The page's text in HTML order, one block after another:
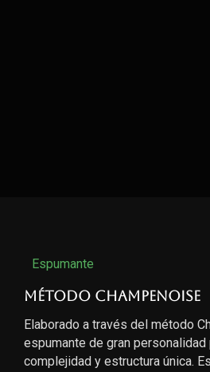
Espumante
Método Champenoise
Elaborado a través del método
espumante de gran personalidad
complejidad y estructura única.